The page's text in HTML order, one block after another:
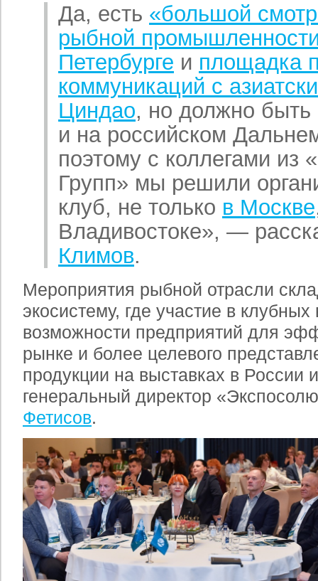
Да, есть «большой
рыбной
Петербурге и площадка
коммуникаций с
Циндао, но должно быть
и на российском
поэтому с коллегами из
Групп» мы решили
клуб, не только в Москве
Владивостоке», —
Климов.
Мероприятия рыбной отрасли
экосистему, где участие в клубных
возможности предприятий для
рынке и более целевого
продукции на выставках в России
генеральный директор
Фетисов.